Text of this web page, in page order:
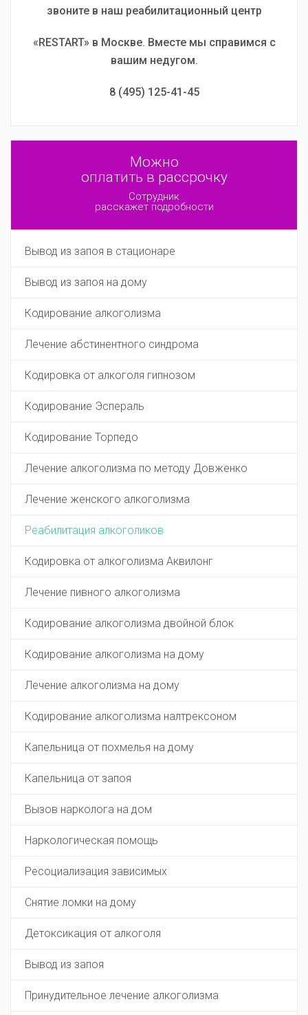
звоните в наш реабилитационный центр
«RESTART» в Москве. Вместе мы справимся с
вашим недугом.
8 (495) 125-41-45
Можно
оплатить в рассрочку
Сотрудник
расскажет подробности
Вывод из запоя в стационаре
Вывод из запоя на дому
Кодирование алкоголизма
Лечение абстинентного синдрома
Кодировка от алкоголя гипнозом
Кодирование Эспераль
Кодирование Торпедо
Лечение алкоголизма по методу Довженко
Лечение женского алкоголизма
Реабилитация алкоголиков
Кодировка от алкоголизма Аквилонг
Лечение пивного алкоголизма
Кодирование алкоголизма двойной блок
Кодирование алкоголизма на дому
Лечение алкоголизма на дому
Кодирование алкоголизма налтрексоном
Капельница от похмелья на дому
Капельница от запоя
Вызов нарколога на дом
Наркологическая помощь
Ресоциализация зависимых
Снятие ломки на дому
Детоксикация от алкоголя
Вывод из запоя
Принудительное лечение алкоголизма